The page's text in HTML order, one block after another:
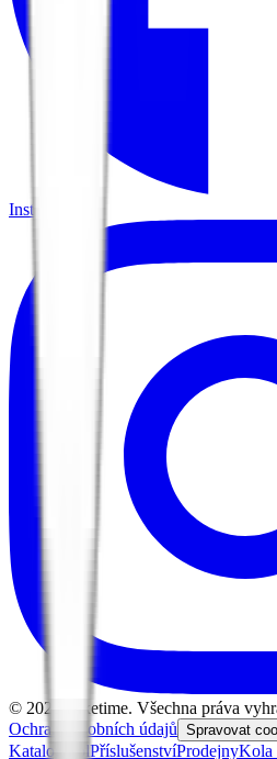
Instagram
© 2026
Biketime. Všechna práva
Ochrana osobních údajů Spravovat
Katalog kolPříslušenstvíProdejnyKola